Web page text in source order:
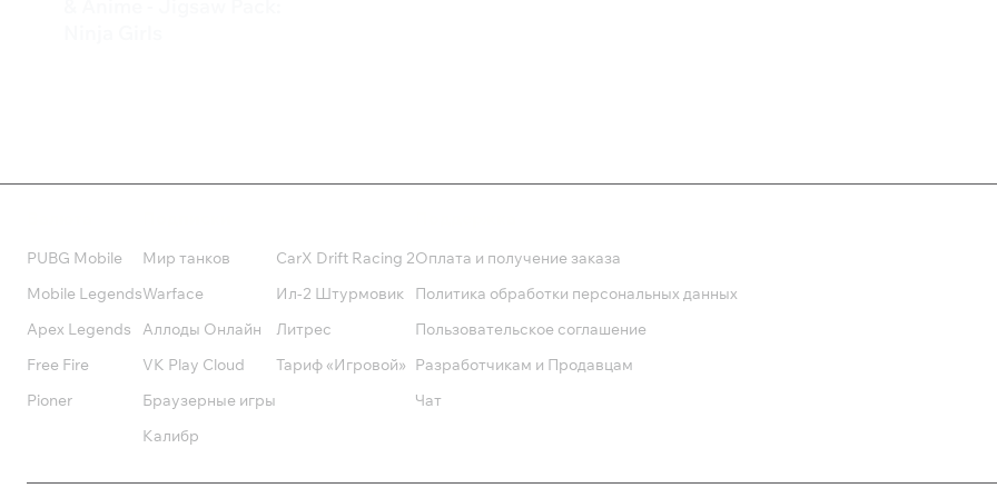
PUBG Mobile
Mobile Legends
Apex Legends
Free Fire
Pioner
Мир танков
Warface
Аллоды Онлайн
VK Play Cloud
Браузерные игры
Калибр
CarX Drift Racing 2
Ил-2 Штурмовик
Литрес
Тариф «Игровой»
Оплата и получение заказа
Политика обработки персональных данных
Пользовательское соглашение
Разработчикам и Продавцам
Чат